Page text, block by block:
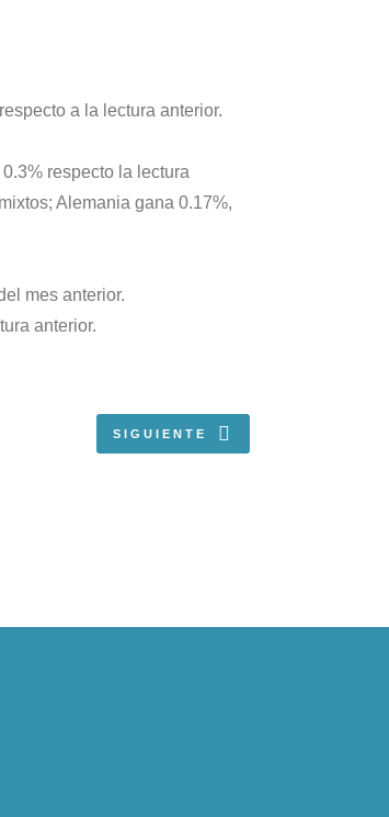
a la lectura anterior.
respecto la lectura
Alemania gana 0.17%,
mes anterior.
anterior.
SIGUIENTE